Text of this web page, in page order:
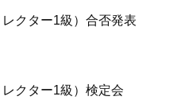
クター1級）合否発表
クター1級）検定会